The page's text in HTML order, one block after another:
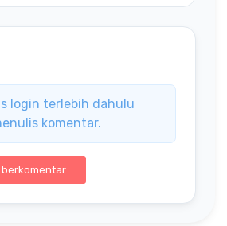
login terlebih dahulu
komentar.